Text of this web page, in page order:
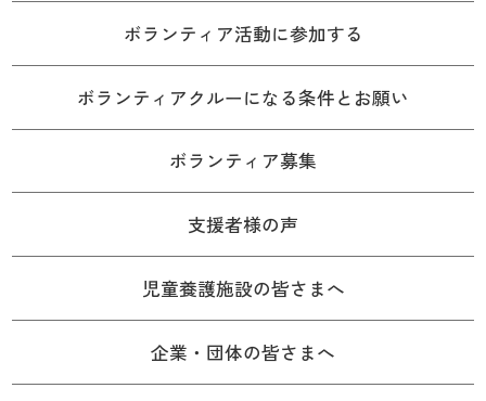
ボランティア活動に参加する
ボランティアクルーになる条件とお願い
ボランティア募集
支援者様の声
児童養護施設の皆さまへ
企業・団体の皆さまへ